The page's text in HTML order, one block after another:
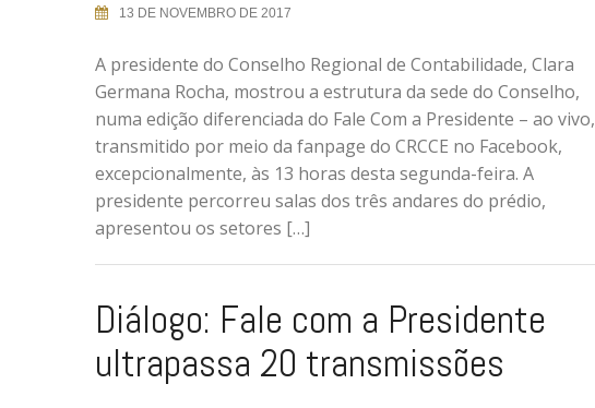
13 DE NOVEMBRO DE 2017
A presidente do Conselho Regional de Contabilidade, Clara
Germana Rocha, mostrou a estrutura da sede do Conselho,
numa edição diferenciada do Fale Com a Presidente – ao vivo,
transmitido por meio da fanpage do CRCCE no Facebook,
excepcionalmente, às 13 horas desta segunda-feira. A
presidente percorreu salas dos três andares do prédio,
apresentou os setores […]
Diálogo: Fale com a Presidente
ultrapassa 20 transmissões